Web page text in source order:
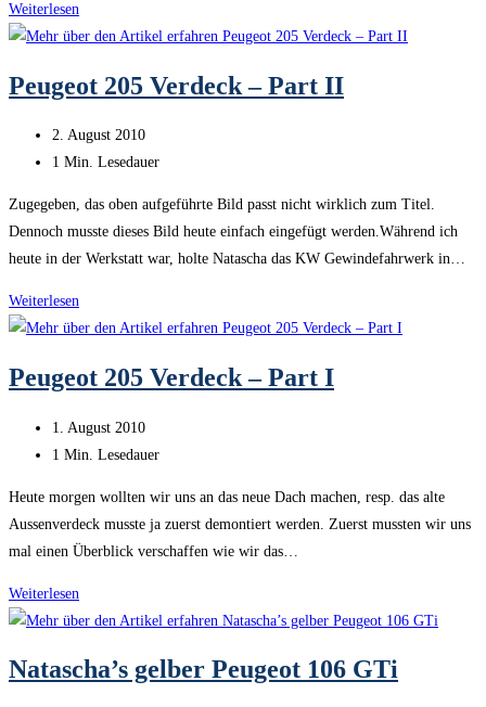
Weiterlesen
205
–
III
Peugeot 205 Verdeck – Part II
Beitrag
veröffentlicht:
2. August 2010
Lesedauer:
1 Min. Lesedauer
Zugegeben, das oben aufgeführte Bild passt nicht wirklich zum Titel.
Dennoch musste dieses Bild heute einfach eingefügt werden.Während ich
heute in der Werkstatt war, holte Natascha das KW Gewindefahrwerk in…
Weiterlesen
205
–
II
Peugeot 205 Verdeck – Part I
Beitrag
veröffentlicht:
1. August 2010
Lesedauer:
1 Min. Lesedauer
Heute morgen wollten wir uns an das neue Dach machen, resp. das alte
Aussenverdeck musste ja zuerst demontiert werden. Zuerst mussten wir uns
mal einen Überblick verschaffen wie wir das…
Weiterlesen
205
–
Natascha’s gelber Peugeot 106 GTi